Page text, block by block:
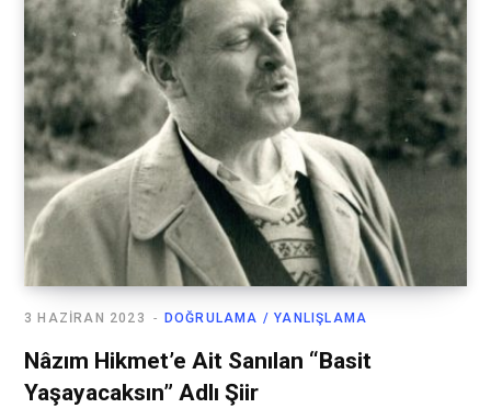
DOĞRULAMA / YANLIŞLAMA
3 HAZIRAN 2023
Nâzım Hikmet’e Ait Sanılan “Basit
Yaşayacaksın” Adlı Şiir